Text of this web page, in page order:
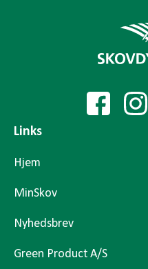
Links
Hjem
MinSkov
Nyhedsbrev
Green Product A/S